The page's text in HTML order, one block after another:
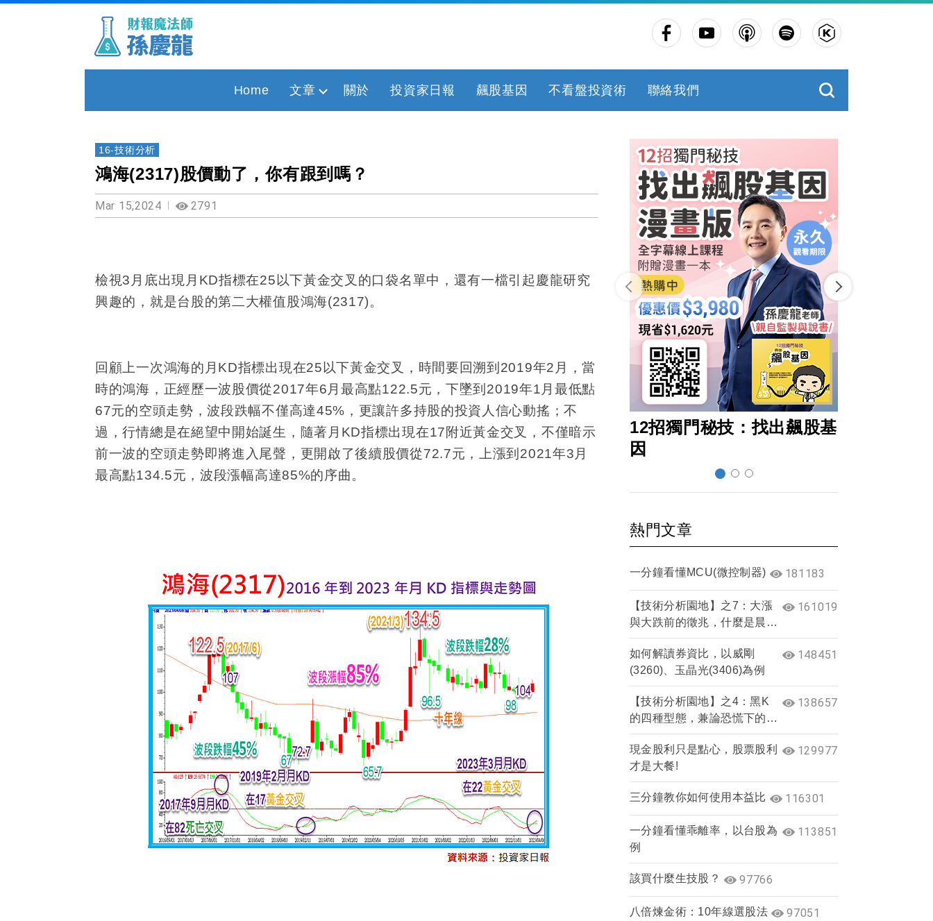
Home 文章 關於 投資家日報 飆股基因 不看盤投資術 聯絡我們
16-技術分析
鴻海(2317)股價動了，你有跟到嗎？
Mar 15,2024 2791
檢視3 月底出現月 KD指標在25 以下黃金交叉的口袋名單中，還有一檔引起慶龍研究
興趣的，就是台股的第二大權值股鴻海(2317)。
回顧上一次鴻海的月 KD指標出現在25 以下黃金交叉，時間要回溯到 2019年2 月，當
時的鴻海，正經歷一波股價從2017年6 月最高點122.5元，下墜到 2019年1 月最低點
67元的空頭走勢，波段跌幅不僅高達45% ，更讓許多持股的投資人信心動搖；不
過，行情總是在絕望中開始誕生，隨著月 KD指標出現在17附近黃金交叉，不僅暗示
前一波的空頭走勢即將進入尾聲，更開啟了後續股價從72.7元，上漲到 2021年3 月
最高點134.5元，波段漲幅高達85%的序曲。
12招獨門秘技：找出飆股基
因
熱門文章
一分鐘看懂MCU(微控制器) 181183
【技術分析園地】之7：大漲
與大跌前的徵兆，什麼是晨星
與夜星？
161019
如何解讀券資比，以威剛
(3260)、玉晶光(3406)為例
148451
【技術分析園地】之4：黑K
的四種型態，兼論恐慌下的止
跌訊號
138657
現金股利只是點心，股票股利
才是大餐!
129977
三分鐘教你如何使用本益比 116301
一分鐘看懂乖離率，以台股為
例
113851
該買什麼生技股？ 97766
八倍煉金術：10年線選股法 97051